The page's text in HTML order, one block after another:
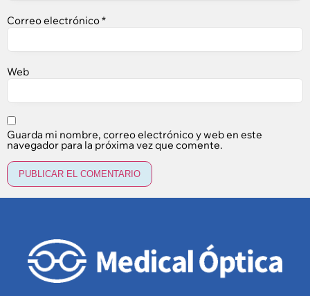
Correo electrónico*
Web
Guarda mi nombre, correo electrónico y web en este
navegador para la próxima vez que comente.